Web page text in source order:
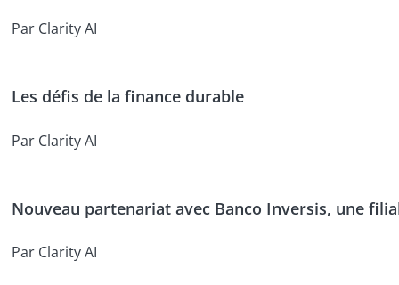
Par Clarity AI
Les défis de la finance durable
Par Clarity AI
Nouveau partenariat avec Banco Inversis, une
Par Clarity AI